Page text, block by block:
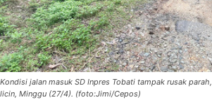
Kondisi jalan masuk SD Inpres Tobati tampak rusak
licin, Minggu (27/4). (foto:Jimi/Cepos)